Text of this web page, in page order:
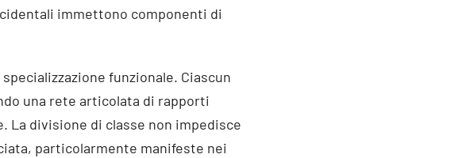
immettono componenti di
funzionale. Ciascun
una rete articolata di rapporti
La divisione di classe non impedisce
particolarmente manifeste nei